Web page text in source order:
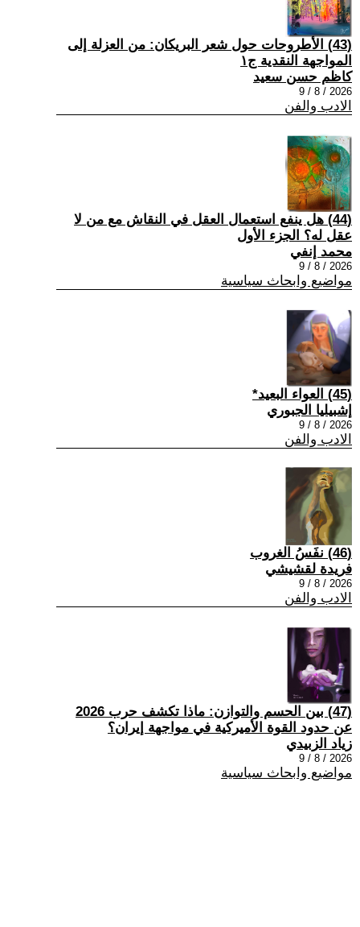
(43) الأطروحات حول شعر البريكان: من العزلة إلى
المواجهة النقدية ج١
كاظم حسن سعيد
2026 / 8 / 9
الادب والفن
(44) هل ينفع استعمال العقل في النقاش مع من لا
عقل له؟ الجزء الأول
محمد إنفي
2026 / 8 / 9
مواضيع وابحاث سياسية
(45) العواء البعيد*
إشبيليا الجبوري
2026 / 8 / 9
الادب والفن
(46) نفَسُ الغروب
فريدة لقشيشي
2026 / 8 / 9
الادب والفن
(47) بين الحسم والتوازن: ماذا تكشف حرب 2026
عن حدود القوة الأميركية في مواجهة إيران؟
زياد الزبيدي
2026 / 8 / 9
مواضيع وابحاث سياسية